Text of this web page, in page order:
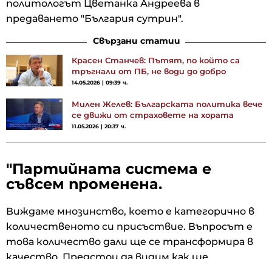
политологът Цветанка Андреева в
предаването "България сутрин".
Свързани статии
Красен Станчев: Пътят, по който са
тръгнали от ПБ, не води до добро
14.05.2026 | 09:39 ч.
Милен Желев: Българската политика вече
се движи от страховете на хората
11.05.2026 | 20:37 ч.
"Партийната система е
съвсем променена.
Виждаме мнозинство, което е категорично в
количественото си присъствие. Въпросът е
това количество дали ще се трансформира в